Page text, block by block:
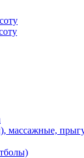
массажные,